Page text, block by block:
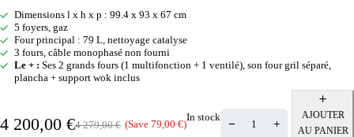
Dimensions l x h x p : 99.4 x 93 x 67 cm
5 foyers, gaz
Four principal : 79 L, nettoyage catalyse
3 fours, câble monophasé non fourni
Le + : Ses 2 grands fours (1 multifonction + 1 ventilé), son four gril séparé,
plancha + support wok inclus
4 279,00€
4 200,00 € (Save 79,00 €)
In stock
AJOUTER
AU PANIER